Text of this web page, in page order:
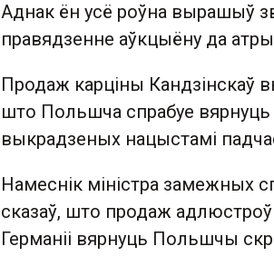
Аднак ён усё роўна вырашыў
правядзенне аўкцыёну да
Продаж карціны Кандзінскаў
што Польшча спрабуе
выкрадзеных нацыстамі
Намеснік міністра замежных
сказаў, што продаж
Германіі вярнуць Польшчы